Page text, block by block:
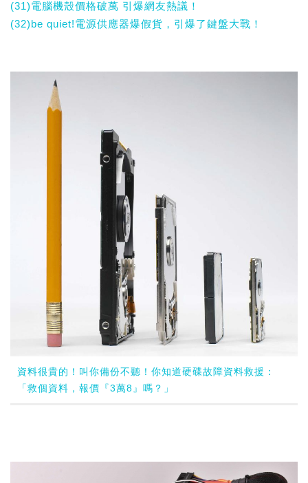
(31)電腦機殼價格破萬 引爆網友熱議！
(32)be quiet!電源供應器爆假貨，引爆了鍵盤大戰！
資料很貴的！叫你備份不聽！你知道硬碟故障資料救援：
「救個資料，報價『3萬8』嗎？」